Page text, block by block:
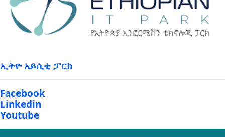
ኢትዮ አይሲቲ ፓርክ
Facebook
Linkedin
Youtube